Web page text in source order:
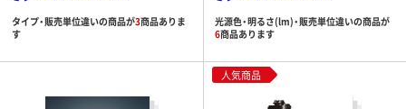
タイプ・販売単位違いの商品が3商品ありま
す
光源色・明るさ(lm)・販売単位違いの商品が
6商品あります
人気商品